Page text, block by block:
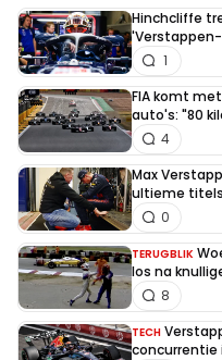
Hinchcliffe
1
FIA komt
auto's: "80
4
Max
ultieme
0
TERUGBLIK
los na
8
TECH
concurrentie